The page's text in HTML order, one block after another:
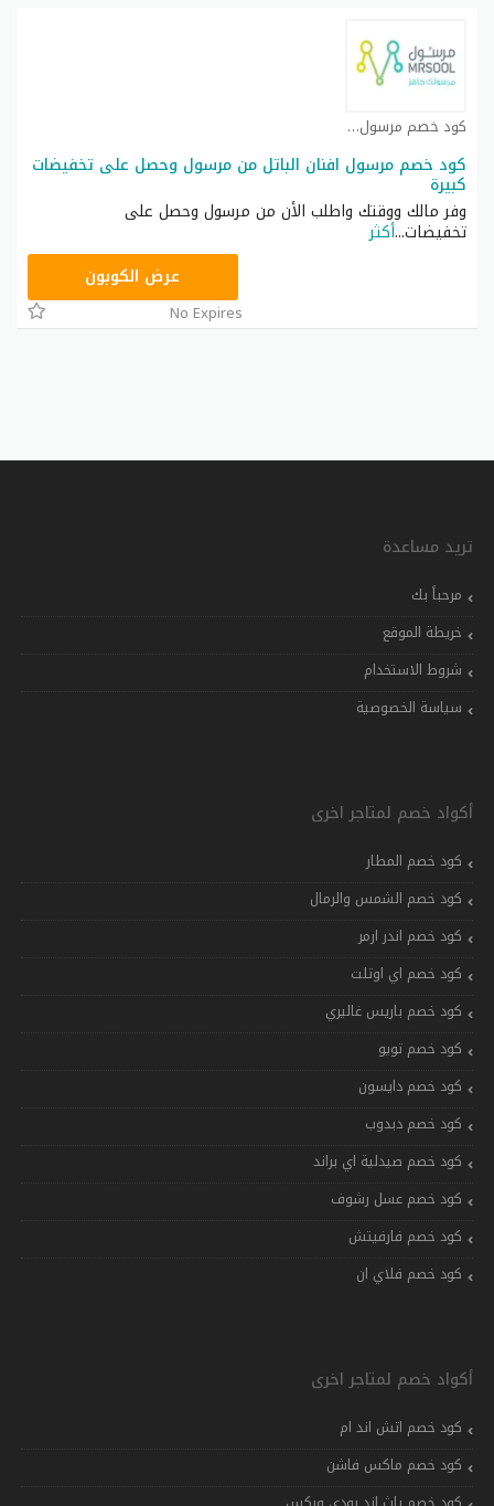
كود خصم مرسول كوبون
كود خصم مرسول افنان الباتل من مرسول وحصل على تخفيضات
كبيرة
وفر مالك ووقتك واطلب الأن من مرسول وحصل على
تخفيضات...أكثر
9637E048عرض الكوبون
No Expires
تريد مساعدة
مرحباً بك
خريطة الموقع
شروط الاستخدام
سياسة الخصوصية
أكواد خصم لمتاجر اخرى
كود خصم المطار
كود خصم الشمس والرمال
كود خصم اندر ارمر
كود خصم اي اوتلت
كود خصم باريس غاليري
كود خصم تويو
كود خصم دايسون
كود خصم دبدوب
كود خصم صيدلية اي براند
كود خصم عسل رشوف
كود خصم فارفيتش
كود خصم فلاي ان
أكواد خصم لمتاجر اخرى
كود خصم اتش اند ام
كود خصم ماكس فاشن